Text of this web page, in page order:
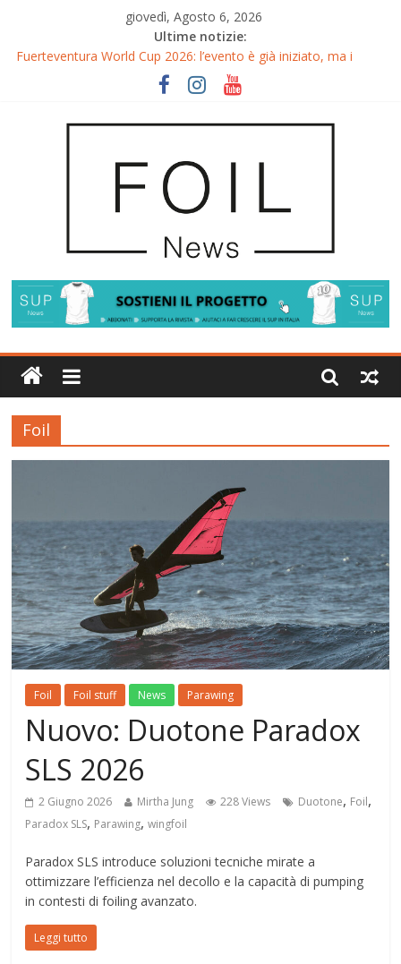
giovedì, Agosto 6, 2026
Ultime notizie:
Fuerteventura World Cup 2026: l’evento è già iniziato, ma i
riflettori si accendono sul Wingfoil!
Fuerteventura FreeFly-Slalom 2026: Cappuzzo e Belloeuvre
Gran Canaria GWA Wingfoil World Cup 2026: Spettacolo e
adrenalina a Pozo Izquierdo
Foil
Foil Foil stuff News Parawing
Nuovo: Duotone Paradox
SLS 2026
2 Giugno 2026 Mirtha Jung 228 Views Duotone, Foil,
Paradox SLS, Parawing,wingfoil
Paradox SLS introduce soluzioni tecniche mirate a
ottimizzare l’efficienza nel decollo e la capacità di pumping
in contesti di foiling avanzato.
Leggi tutto